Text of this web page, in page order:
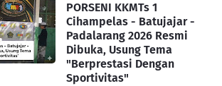
PORSENI KKMTs 1
Cihampelas - Batujajar -
Padalarang 2026 Resmi
Dibuka, Usung Tema
"Berprestasi Dengan
Sportivitas"